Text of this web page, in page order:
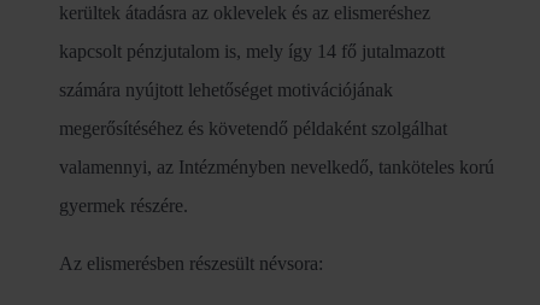
kerültek átadásra az oklevelek és az elismeréshez
kapcsolt pénzjutalom is, mely így 14 fő jutalmazott
számára nyújtott lehetőséget motivációjának
megerősítéséhez és követendő példaként szolgálhat
valamennyi, az Intézményben nevelkedő, tanköteles korú
gyermek részére.
Az elismerésben részesült névsora: